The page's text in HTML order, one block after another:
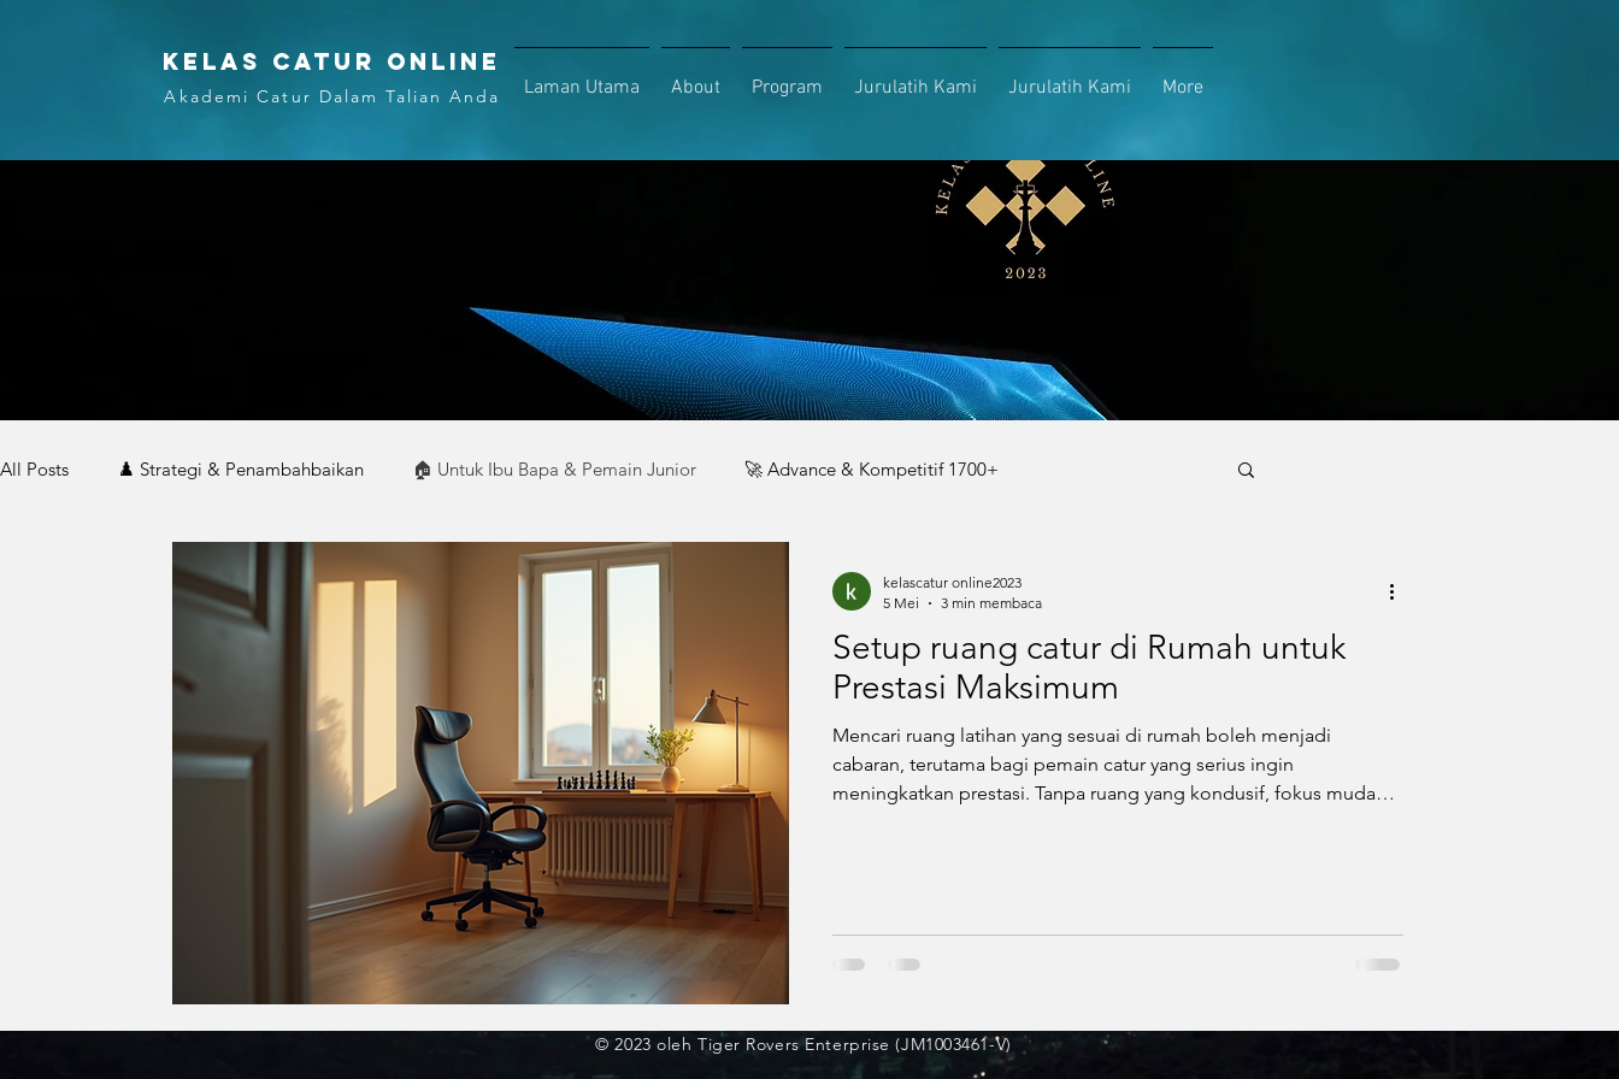
KELAS CATUR ONLINE
Laman Utama About Program Jurulatih Kami Jurulatih Kami More
Akademi Catur Dalam Talian Anda
All Posts ♟️ Strategi & Penambahbaikan 🏠 Untuk Ibu Bapa & Pemain Junior 🚀 Advance & Kompetitif 1700+
🌍 Budaya, Hiburan & Berita ✍️ Akademi & Fokus Tempatan
Setup ruang catur di Rumah untuk
Prestasi Maksimum
Mencari ruang latihan yang sesuai di rumah boleh menjadi
cabaran, terutama bagi pemain catur yang serius ingin
meningkatkan prestasi. Tanpa ruang yang kondusif, fokus mudah
menyediakan ruang latihan rumah yang ideal dengan mengambil
kira aspek ergono
kelascatur online2023
5 Mei
3 min membaca
© 2023 oleh Tiger Rovers Enterprise (JM1003461-V)